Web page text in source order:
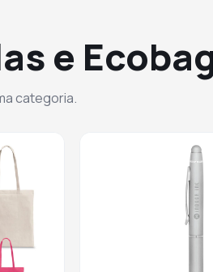
e
categoria.